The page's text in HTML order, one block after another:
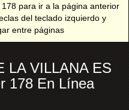
para ir a la página anterior
del teclado izquierdo y
entre páginas
LA VILLANA ES
178 En Línea